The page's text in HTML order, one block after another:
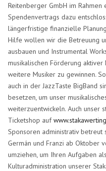
Reitenberger GmbH im
Spendenvertrags dazu
längerfristige finanzielle
Hilfe wollen wir die Betreuung
ausbauen und Instrumental
musikalischen Förderung
weitere Musiker zu gewinnen.
auch in der JazzTaste BigBand
besetzen, um unser
weiterzuentwickeln. Auch unser
Ticketshop auf
Sponsoren administrativ betreut
Germán und Franzi ab Oktober
umziehen, um Ihren Aufgaben
Kulturadministration unserer